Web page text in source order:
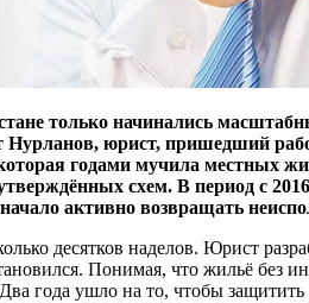
только начинались
Нурланов, юрист, пришедший
годами мучила местных
схем. В период с
активно возвращать
десятков наделов. Юрист
Понимая, что жильё без
года ушло на то, чтобы